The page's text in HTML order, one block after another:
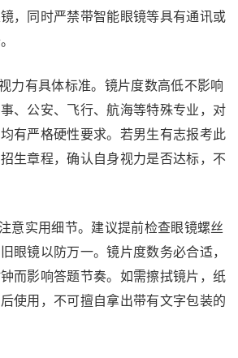
，同时严禁带智能眼镜等具有通讯或
力有具体标准。镜片度数高低不影响
、公安、飞行、航海等特殊专业，对
有严格硬性要求。若男生有志报考此
生章程，确认自身视力是否达标，不
意实用细节。建议提前检查眼镜螺丝
眼镜以防万一。镜片度数务必合适，
而影响答题节奏。如需擦拭镜片，纸
使用，不可擅自拿出带有文字包装的